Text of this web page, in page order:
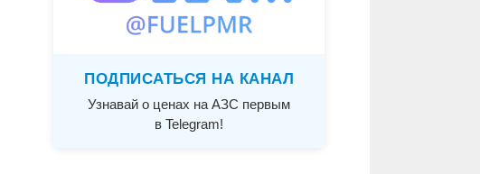
ПОДПИСАТЬСЯ НА КАНАЛ
Узнавай о ценах на АЗС первым
в Telegram!